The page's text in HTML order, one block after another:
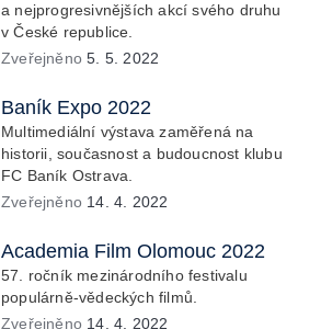
a nejprogresivnějších akcí svého druhu
v České republice.
Zveřejněno5. 5. 2022
Baník Expo 2022
Multimediální výstava zaměřená na
historii, současnost a budoucnost klubu
FC Baník Ostrava.
Zveřejněno 14. 4. 2022
Academia Film Olomouc 2022
57. ročník mezinárodního festivalu
populárně-vědeckých filmů.
Zveřejněno 14. 4. 2022